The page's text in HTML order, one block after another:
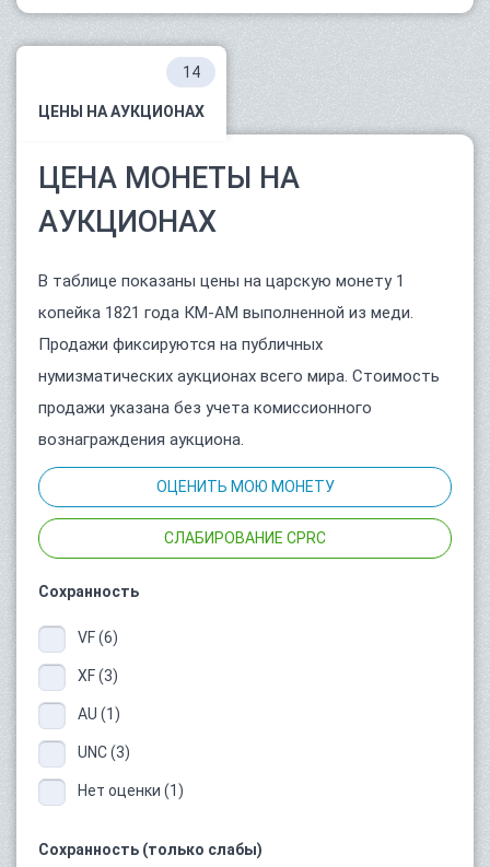
ЦЕНЫ НА АУКЦИОНАХ
14
ЦЕНА МОНЕТЫ НА
АУКЦИОНАХ
В таблице показаны цены на царскую монету 1
копейка 1821 года КМ-АМ выполненной из меди.
Продажи фиксируются на публичных
нумизматических аукционах всего мира. Стоимость
продажи указана без учета комиссионного
вознаграждения аукциона.
ОЦЕНИТЬ МОЮ МОНЕТУ
СЛАБИРОВАНИЕ CPRC
Сохранность
VF (6)
XF (3)
AU (1)
UNC (3)
Нет оценки (1)
Сохранность (только слабы)